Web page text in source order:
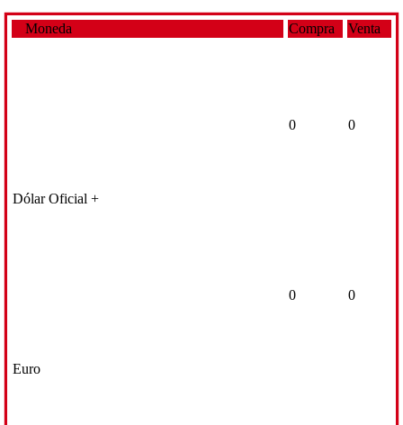
Moneda Compra Venta
Dólar Oficial +
0 0
Euro
0 0